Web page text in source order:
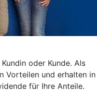
oder Kunde. Als
Vorteilen und erhalten in
für Ihre Anteile.